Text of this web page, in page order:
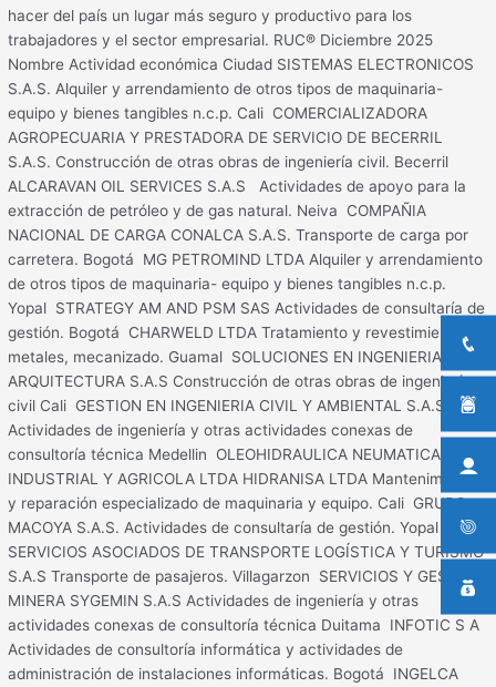
hacer del país un lugar más seguro y productivo para los
trabajadores y el sector empresarial. RUC® Diciembre 2025
Nombre Actividad económica Ciudad SISTEMAS ELECTRONICOS
S.A.S. Alquiler y arrendamiento de otros tipos de maquinaria-
equipo y bienes tangibles n.c.p. Cali COMERCIALIZADORA
AGROPECUARIA Y PRESTADORA DE SERVICIO DE BECERRIL
S.A.S. Construcción de otras obras de ingeniería civil. Becerril
ALCARAVAN OIL SERVICES S.A.S Actividades de apoyo para la
extracción de petróleo y de gas natural. Neiva COMPAÑIA
NACIONAL DE CARGA CONALCA S.A.S. Transporte de carga por
carretera. Bogotá MG PETROMIND LTDA Alquiler y arrendamiento
de otros tipos de maquinaria- equipo y bienes tangibles n.c.p.
Yopal STRATEGY AM AND PSM SAS Actividades de consultaría de
gestión. Bogotá CHARWELD LTDA Tratamiento y revestimiento de
metales, mecanizado. Guamal SOLUCIONES EN INGENIERIA Y
ARQUITECTURA S.A.S Construcción de otras obras de ingeniería
civil Cali GESTION EN INGENIERIA CIVIL Y AMBIENTAL S.A.S
Actividades de ingeniería y otras actividades conexas de
consultoría técnica Medellin OLEOHIDRAULICA NEUMATICA
INDUSTRIAL Y AGRICOLA LTDA HIDRANISA LTDA Mantenimiento
y reparación especializado de maquinaria y equipo. Cali GRUPO
MACOYA S.A.S. Actividades de consultaría de gestión. Yopal
SERVICIOS ASOCIADOS DE TRANSPORTE LOGÍSTICA Y TURISMO
S.A.S Transporte de pasajeros. Villagarzon SERVICIOS Y GESTION
MINERA SYGEMIN S.A.S Actividades de ingeniería y otras
actividades conexas de consultoría técnica Duitama INFOTIC S A
Actividades de consultoría informática y actividades de
administración de instalaciones informáticas. Bogotá INGELCA